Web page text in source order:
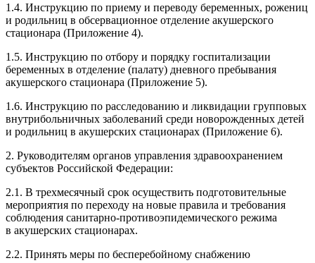
1.4. Инструкцию по приему и переводу беременных, рожениц
и родильниц в обсервационное отделение акушерского
стационара (Приложение 4).
1.5. Инструкцию по отбору и порядку госпитализации
беременных в отделение (палату) дневного пребывания
акушерского стационара (Приложение 5).
1.6. Инструкцию по расследованию и ликвидации групповых
внутрибольничных заболеваний среди новорожденных детей
и родильниц в акушерских стационарах (Приложение 6).
2. Руководителям органов управления здравоохранением
субъектов Российской Федерации:
2.1. В трехмесячный срок осуществить подготовительные
мероприятия по переходу на новые правила и требования
соблюдения санитарно-противоэпидемического режима
в акушерских стационарах.
2.2. Принять меры по бесперебойному снабжению